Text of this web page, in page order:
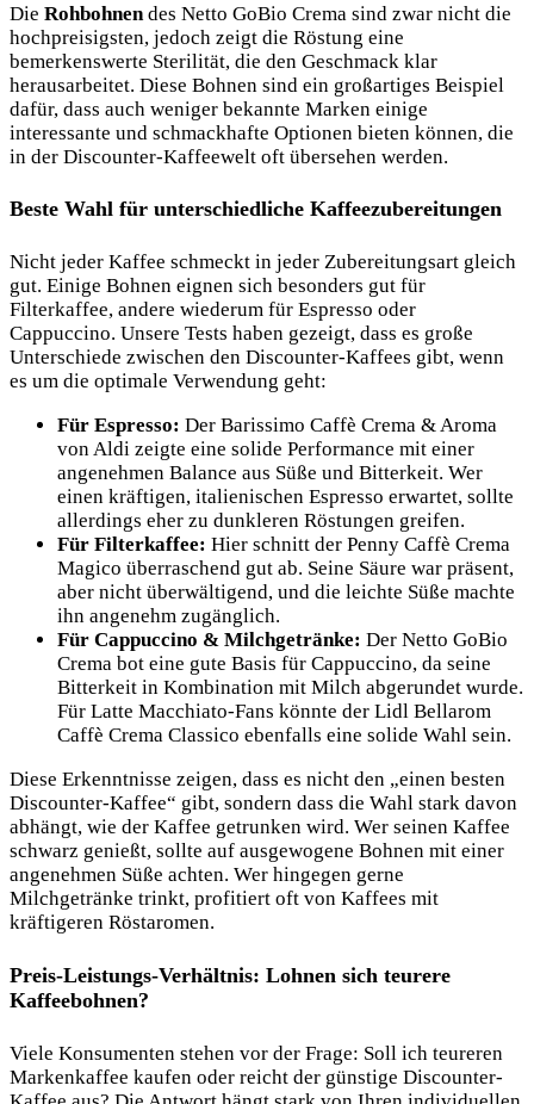
Die Rohbohnen des Netto GoBio Crema sind zwar nicht die
hochpreisigsten, jedoch zeigt die Röstung eine
bemerkenswerte Sterilität, die den Geschmack klar
herausarbeitet. Diese Bohnen sind ein großartiges Beispiel
dafür, dass auch weniger bekannte Marken einige
interessante und schmackhafte Optionen bieten können, die
in der Discounter-Kaffeewelt oft übersehen werden.
Beste Wahl für unterschiedliche Kaffeezubereitungen
Nicht jeder Kaffee schmeckt in jeder Zubereitungsart gleich
gut. Einige Bohnen eignen sich besonders gut für
Filterkaffee, andere wiederum für Espresso oder
Cappuccino. Unsere Tests haben gezeigt, dass es große
Unterschiede zwischen den Discounter-Kaffees gibt, wenn
es um die optimale Verwendung geht:
Für Espresso: Der Barissimo Caffè Crema & Aroma
von Aldi zeigte eine solide Performance mit einer
angenehmen Balance aus Süße und Bitterkeit. Wer
einen kräftigen, italienischen Espresso erwartet, sollte
allerdings eher zu dunkleren Röstungen greifen.
Für Filterkaffee: Hier schnitt der Penny Caffè Crema
Magico überraschend gut ab. Seine Säure war präsent,
aber nicht überwältigend, und die leichte Süße machte
ihn angenehm zugänglich.
Für Cappuccino & Milchgetränke: Der Netto GoBio
Crema bot eine gute Basis für Cappuccino, da seine
Bitterkeit in Kombination mit Milch abgerundet wurde.
Für Latte Macchiato-Fans könnte der Lidl Bellarom
Caffè Crema Classico ebenfalls eine solide Wahl sein.
Diese Erkenntnisse zeigen, dass es nicht den „einen besten
Discounter-Kaffee“ gibt, sondern dass die Wahl stark davon
abhängt, wie der Kaffee getrunken wird. Wer seinen Kaffee
schwarz genießt, sollte auf ausgewogene Bohnen mit einer
angenehmen Süße achten. Wer hingegen gerne
Milchgetränke trinkt, profitiert oft von Kaffees mit
kräftigeren Röstaromen.
Preis-Leistungs-Verhältnis: Lohnen sich teurere
Kaffeebohnen?
Viele Konsumenten stehen vor der Frage: Soll ich teureren
Markenkaffee kaufen oder reicht der günstige Discounter-